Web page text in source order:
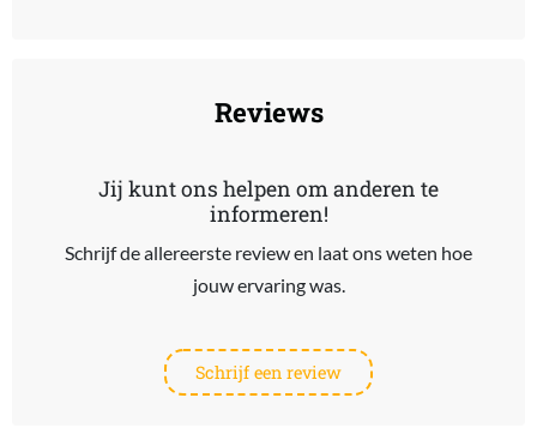
Reviews
Jij kunt ons helpen om anderen te
informeren!
Schrijf de allereerste review en laat ons weten hoe
jouw ervaring was.
Schrijf een review